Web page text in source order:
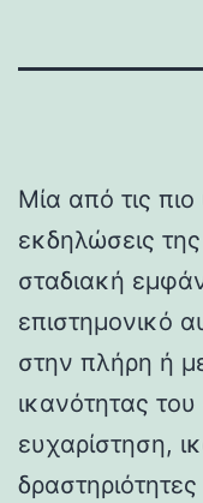
Μία από τις
εκδηλώσεις
σταδιακή
επιστημονικό
στην πλήρη ή
ικανότητας
ευχαρίστηση,